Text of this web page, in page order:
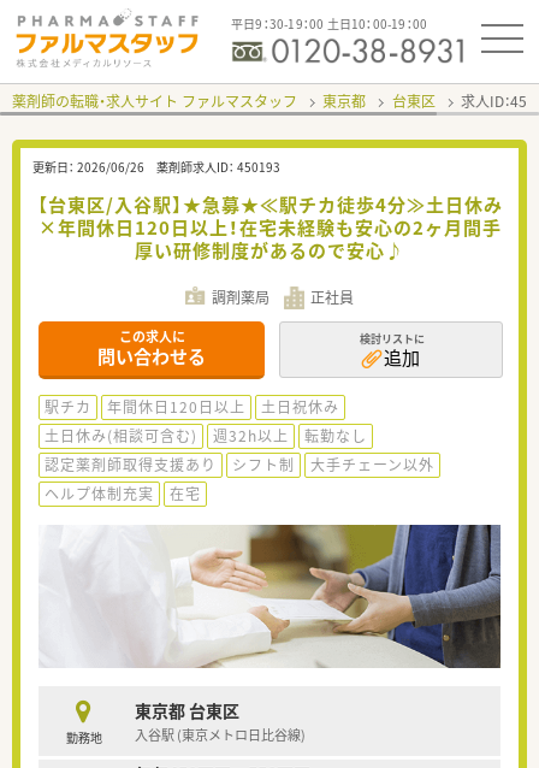
平日9：30-19：00 土日10：00-19：00
薬剤師の転職・求人サイト ファルマスタッフ 東京都 台東区 求人ID：
更新日： 2026/06/26 薬剤師求人ID： 450193
【台東区/入谷駅】★急募★≪駅チカ徒歩4分≫土日休み
×年間休日120日以上！在宅未経験も安心の2ヶ月間手
厚い研修制度があるので安心♪
調剤薬局 正社員
この求人に
問い合わせる
検討リストに
追加
駅チカ 年間休日120日以上
土日祝休み
土日休み(相談可含む)
週32h以上
転勤なし
認定薬剤師取得支援あり
シフト制
大手チェーン以外
ヘルプ体制充実
在宅
勤務地
東京都 台東区
入谷駅 (東京メトロ日比谷線)